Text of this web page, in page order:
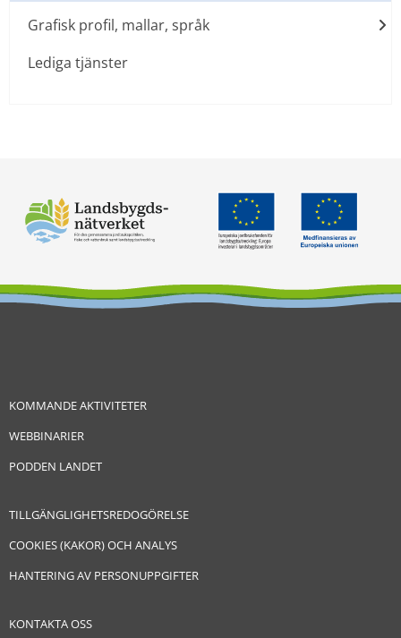
Grafisk profil, mallar, språk
Lediga tjänster
KOMMANDE AKTIVITETER
WEBBINARIER
PODDEN LANDET
TILLGÄNGLIGHETSREDOGÖRELSE
COOKIES (KAKOR) OCH ANALYS
HANTERING AV PERSONUPPGIFTER
KONTAKTA OSS